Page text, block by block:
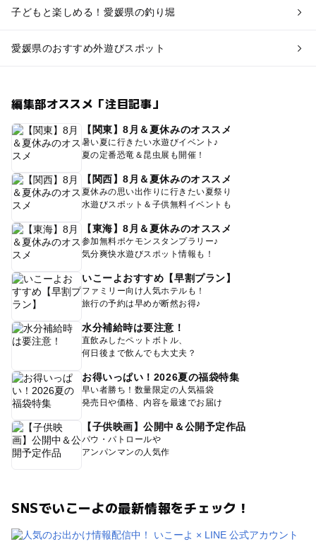
子どもと楽しめる！愛媛県の釣り堀
愛媛県のおすすめ外遊びスポット
編集部オススメ「注目記事」
【関東】8月＆夏休みのオススメ
暑い夏に行きたい水遊びイベント♪
夏の定番恐竜＆昆虫展も開催！
【関西】8月＆夏休みのオススメ
夏休みの思い出作りに行きたい夏祭り
水遊びスポット＆子供無料イベントも
【東海】8月＆夏休みのオススメ
参加無料ポケモンスタンプラリー♪
気分爽快水遊びスポット情報も！
いこーよおすすめ【早割プラン】
ファミリー向け人気ホテルも！
旅行の予約は早めが断然お得♪
水分補給時は要注意！
直飲みしたペットボトル、
何日後まで飲んでも大丈夫？
お得いっぱい！2026夏の福袋特集
早い者勝ち！数量限定の人気福袋
発売日や価格、内容を最速でお届け
【子供映画】公開中＆公開予定作品
パウ・パトロールや
アンパンマンの人気作
SNSでいこーよの最新情報をチェック！